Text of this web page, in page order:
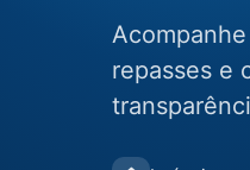
repasses e